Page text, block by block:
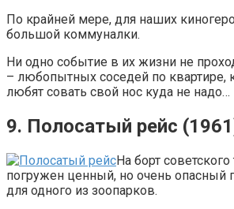
По крайней мере, для наших
большой коммуналки.
Ни одно событие в их жизни не
– любопытных соседей по квартире,
любят совать свой нос куда не надо…
9. Полосатый рейс
На борт
погружен ценный, но очень опасный
для одного из зоопарков.